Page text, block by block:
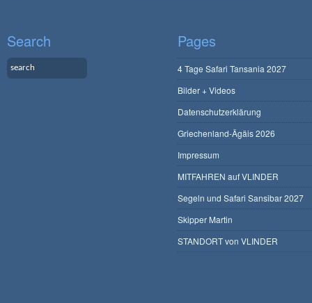
Search Pages
4 Tage Safari Tansania 2027
Bilder + Videos
Datenschutzerklärung
Griechenland-Ägäis 2026
Impressum
MITFAHREN auf VLINDER
Segeln und Safari Sansibar 2027
Skipper Martin
STANDORT von VLINDER